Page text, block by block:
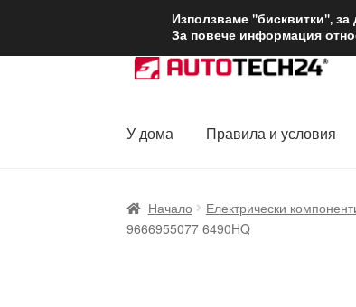
Skip
to
Skip
to
У дома Правила и условия
Политика за поверителност
Начало Електрически
9666955077 6490HQ
Използваме "бисквитки",
За повече информация